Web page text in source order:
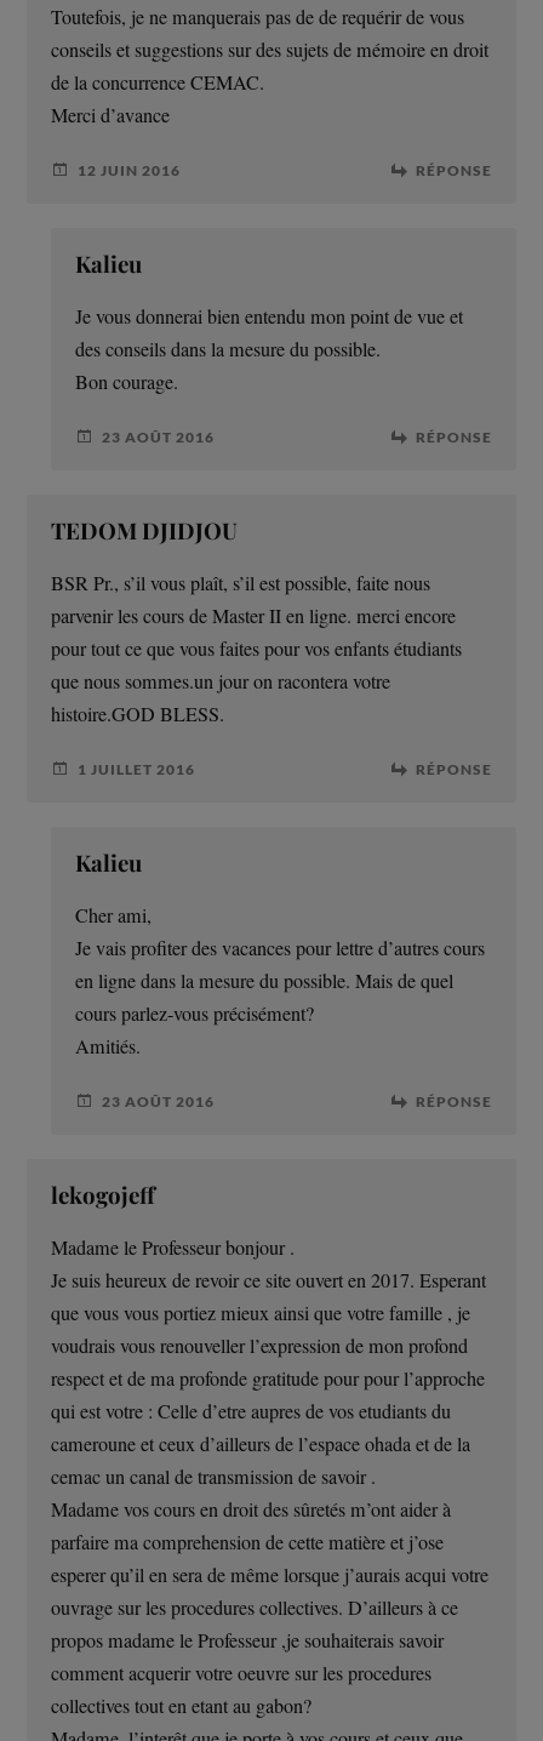
Toutefois, je ne manquerais pas de de requérir de vous
conseils et suggestions sur des sujets de mémoire en droit
de la concurrence CEMAC.
Merci d’avance
12 JUIN 2016 RÉPONSE
Kalieu
Je vous donnerai bien entendu mon point de vue et
des conseils dans la mesure du possible.
Bon courage.
23 AOÛT 2016 RÉPONSE
TEDOM DJIDJOU
BSR Pr., s’il vous plaît, s’il est possible, faite nous
parvenir les cours de Master II en ligne. merci encore
pour tout ce que vous faites pour vos enfants étudiants
que nous sommes.un jour on racontera votre
histoire.GOD BLESS.
1 JUILLET 2016 RÉPONSE
Kalieu
Cher ami,
Je vais profiter des vacances pour lettre d’autres cours
en ligne dans la mesure du possible. Mais de quel
cours parlez-vous précisément?
Amitiés.
23 AOÛT 2016 RÉPONSE
lekogojeff
Madame le Professeur bonjour .
Je suis heureux de revoir ce site ouvert en 2017. Esperant
que vous vous portiez mieux ainsi que votre famille , je
voudrais vous renouveller l’expression de mon profond
respect et de ma profonde gratitude pour pour l’approche
qui est votre : Celle d’etre aupres de vos etudiants du
cameroune et ceux d’ailleurs de l’espace ohada et de la
cemac un canal de transmission de savoir .
Madame vos cours en droit des sûretés m’ont aider à
parfaire ma comprehension de cette matière et j’ose
esperer qu’il en sera de même lorsque j’aurais acqui votre
ouvrage sur les procedures collectives. D’ailleurs à ce
propos madame le Professeur ,je souhaiterais savoir
comment acquerir votre oeuvre sur les procedures
collectives tout en etant au gabon?